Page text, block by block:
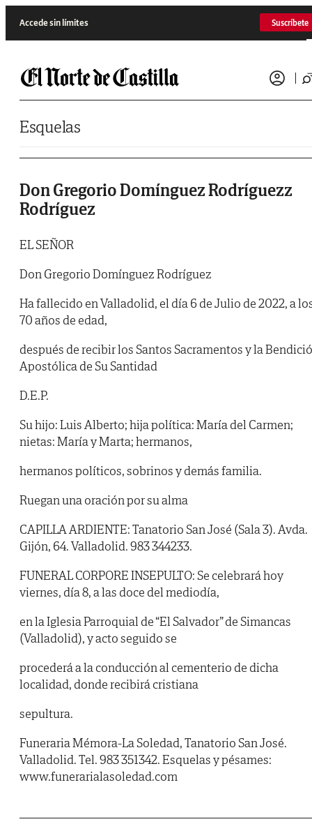
Accede sin límites Suscríbete
Esquelas
Don Gregorio Domínguez Rodríguezz
Rodríguez
EL SEÑOR
Don Gregorio Domínguez Rodríguez
Ha fallecido en Valladolid, el día 6 de Julio de 2022, a
70 años de edad,
después de recibir los Santos Sacramentos y la
Apostólica de Su Santidad
D.E.P.
Su hijo: Luis Alberto; hija política: María del Carmen;
nietas: María y Marta; hermanos,
hermanos políticos, sobrinos y demás familia.
Ruegan una oración por su alma
CAPILLA ARDIENTE: Tanatorio San José (Sala 3). Avda.
Gijón, 64. Valladolid. 983 344233.
FUNERAL CORPORE INSEPULTO: Se celebrará hoy
viernes, día 8, a las doce del mediodía,
en la Iglesia Parroquial de “El Salvador” de Simancas
(Valladolid), y acto seguido se
procederá a la conducción al cementerio de dicha
localidad, donde recibirá cristiana
sepultura.
Funeraria Mémora-La Soledad, Tanatorio San José.
Valladolid. Tel. 983 351342. Esquelas y pésames:
www.funerarialasoledad.com